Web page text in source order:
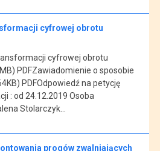
cyfrowej obrotu
cyfrowej obrotu
PDFZawiadomienie o sposobie
PDFOdpowiedź na petycję
: od 24.12.2019 Osoba
Stolarczyk…
progów zwalniających